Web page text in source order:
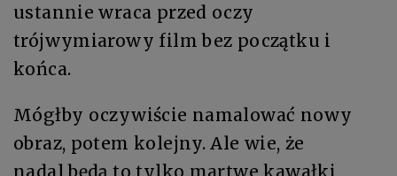
ustan­nie wra­ca przed oczy
trójwymiarowy film bez po­cząt­ku i
końca.
Mógł­by oczy­wi­ście na­ma­lo­wać no­wy
ob­raz, po­tem ko­lej­ny. Ale wie, że
na­dal bę­dą to tyl­ko mar­twe ka­wał­ki